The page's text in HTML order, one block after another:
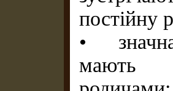
постійну
•
мають